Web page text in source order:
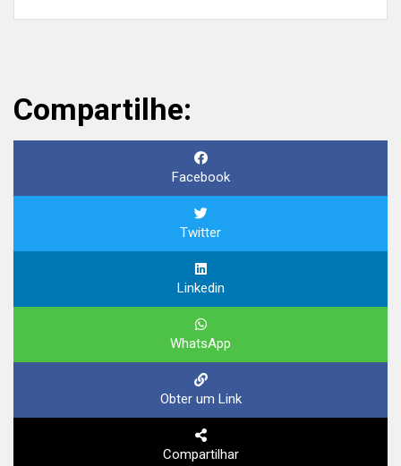
Compartilhe:
Facebook
Twitter
Linkedin
WhatsApp
Obter um Link
Compartilhar